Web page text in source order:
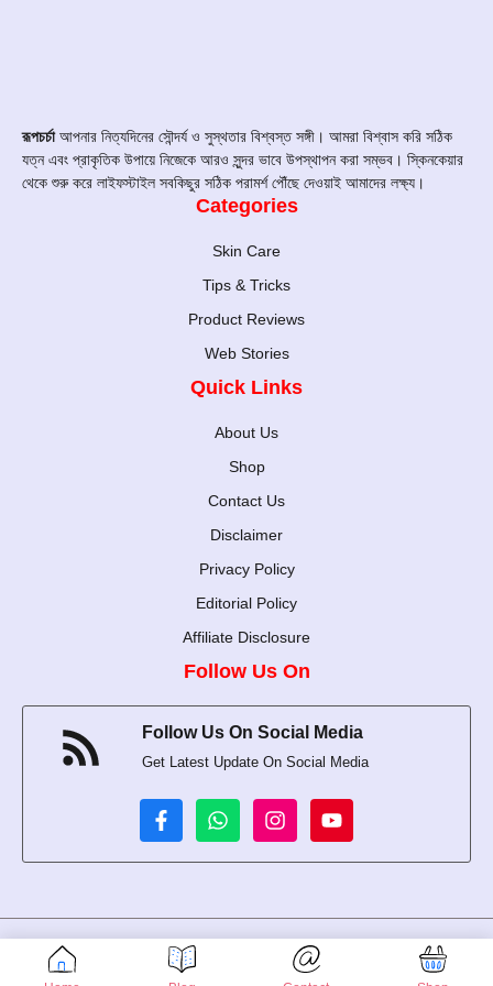
রূপচর্চাআপনার নিত্যদিনের সৌন্দর্য ও সুস্থতার বিশ্বস্ত সঙ্গী। আমরা বিশ্বাস করি সঠিক
যত্ন এবং প্রাকৃতিক উপায়ে নিজেকে আরও সুন্দর ভাবে উপস্থাপন করা সম্ভব। স্কিনকেয়ার
থেকে শুরু করে লাইফস্টাইল সবকিছুর সঠিক পরামর্শ পৌঁছে দেওয়াই আমাদের লক্ষ্য।
Categories
Skin Care
Tips & Tricks
Product Reviews
Web Stories
Quick Links
About Us
Shop
Contact Us
Disclaimer
Privacy Policy
Editorial Policy
Affiliate Disclosure
Follow Us On
Follow Us On Social Media
Get Latest Update On Social Media
Udyam Registration number is UDYAM-WB-02-0056500
© 2024-2026 Rupcharcha • All rights reserved